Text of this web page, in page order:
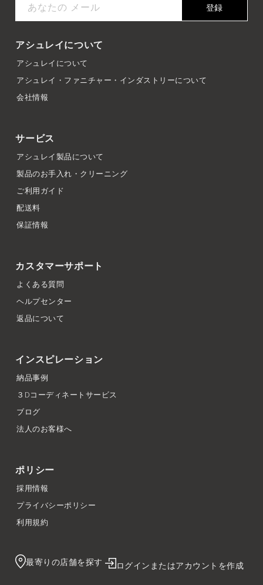
あなたの メール 登録
アシュレイについて
アシュレイについて
アシュレイ・ファニチャー・インダストリーについて
会社情報
サービス
アシュレイ製品について
製品のお手入れ・クリーニング
ご利用ガイド
配送料
保証情報
カスタマーサポート
よくある質問
ヘルプセンター
返品について
インスピレーション
納品事例
３Dコーディネートサービス
ブログ
法人のお客様へ
ポリシー
採用情報
プライバシーポリシー
利用規約
最寄りの店舗を探す ログインまたはアカウントを作成